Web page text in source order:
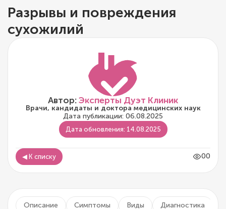
Разрывы и повреждения
сухожилий
Автор:Эксперты Дуэт Клиник
Врачи, кандидаты и доктора медицинских наук
Дата публикации: 06.08.2025
Дата обновления: 14.08.2025
◀ К списку 00
Описание Симптомы Виды Диагностика